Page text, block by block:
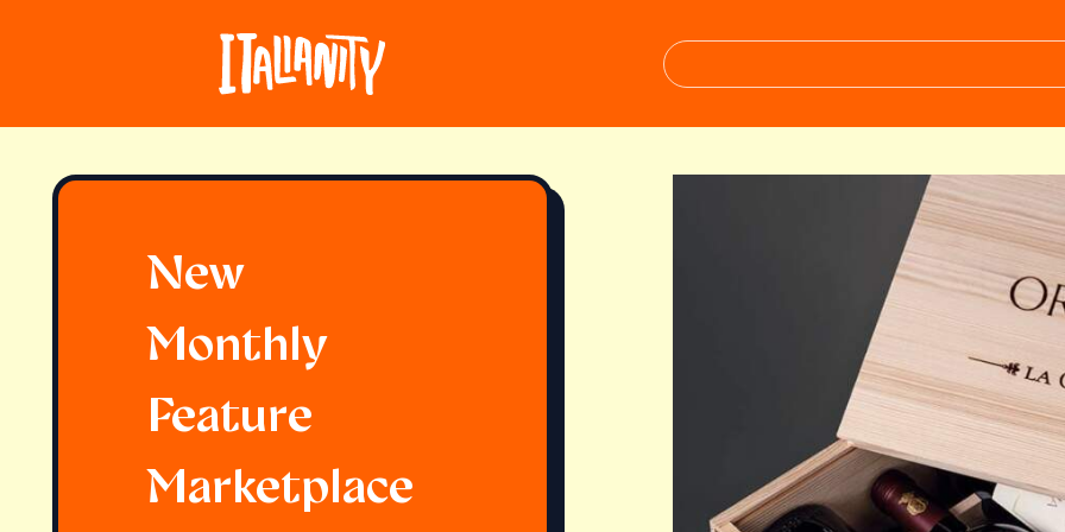
New
Monthly
Feature
Marketplace